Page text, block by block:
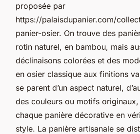
proposée par
https://palaisdupanier.com/
panier-osier. On trouve des
rotin naturel, en bambou, mais
déclinaisons colorées et des
en osier classique aux finitions
se parent d’un aspect naturel,
des couleurs ou motifs
chaque panière décorative en
style. La panière artisanale se